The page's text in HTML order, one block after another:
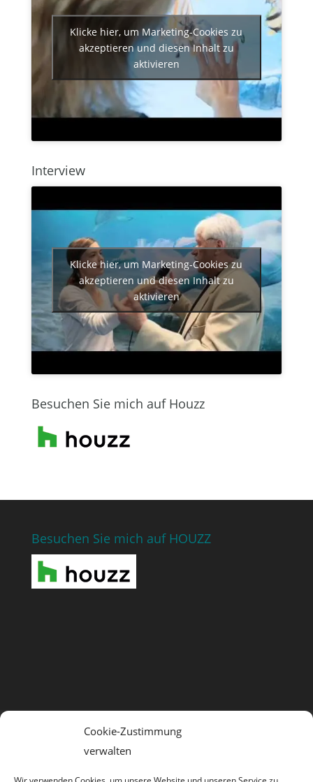
Cookie-Zustimmung
verwalten
Klicke hier, um Marketing-Cookies zu
akzeptieren und diesen Inhalt zu
aktivieren
Interview
Klicke hier, um Marketing-Cookies zu
akzeptieren und diesen Inhalt zu
aktivieren
Besuchen Sie mich auf Houzz
Besuchen Sie mich auf HOUZZ
NEUIGKEITEN PRESSE
KUNDENSTIMMEN
Impressum